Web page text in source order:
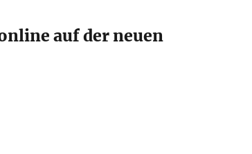
auf der neuen